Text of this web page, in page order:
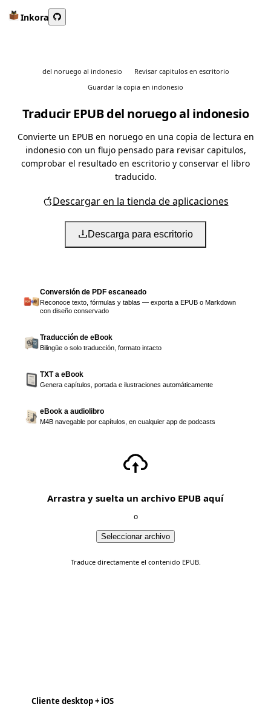
Inkora
del noruego al indonesio
Revisar capitulos en escritorio
Guardar la copia en indonesio
Traducir EPUB del noruego al indonesio
Convierte un EPUB en noruego en una copia de lectura en
indonesio con un flujo pensado para revisar capitulos,
comprobar el resultado en escritorio y conservar el libro
traducido.
Descargar en la tienda de aplicaciones
Descarga para escritorio
Conversión de PDF escaneado
Reconoce texto, fórmulas y tablas — exporta a EPUB o Markdown
con diseño conservado
Traducción de eBook
Bilingüe o solo traducción, formato intacto
TXT a eBook
Genera capítulos, portada e ilustraciones automáticamente
eBook a audiolibro
M4B navegable por capítulos, en cualquier app de podcasts
Arrastra y suelta un archivo EPUB aquí
o
Seleccionar archivo
Traduce directamente el contenido EPUB.
Cliente desktop + iOS